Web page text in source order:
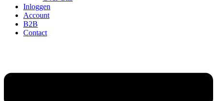
Inloggen
Account
B2B
Contact